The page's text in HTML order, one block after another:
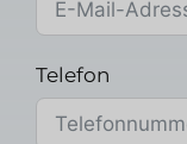
Telefon